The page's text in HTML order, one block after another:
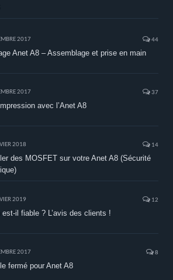
2017 44
Anet A8 – Assemblage et prise en main
2017 37
avec l’Anet A8
2018 14
des MOSFET sur votre Anet A8 (Sécurité
2019 12
est-il fiable ? L’avis des clients !
2017 8
fermé pour Anet A8